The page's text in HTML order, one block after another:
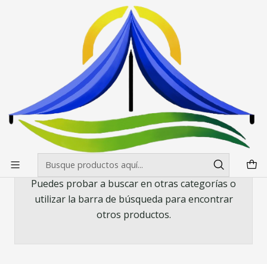
Envíos gratis desde $500.000 en Santiago
Mesas, manteles y sillas Manteles
Mantel de mesa Spandex para 180 cms. Negro - Blanco y
Mantel de mesa Spandex para 180
cms. Negro - Blanco y Colores
Todavía no hay productos disponibles aquí
Puedes probar a buscar en otras categorías o
utilizar la barra de búsqueda para encontrar
otros productos.